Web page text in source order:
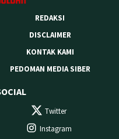
REDAKSI
DISCLAIMER
KONTAK KAMI
PEDOMAN MEDIA SIBER
Twitter
Instagram